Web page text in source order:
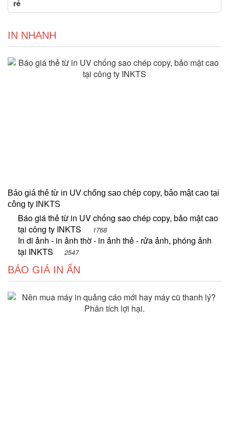
rẻ
IN NHANH
Báo giá thẻ từ in UV chống sao chép copy, bảo mật cao tại
công ty INKTS
Báo giá thẻ từ in UV chống sao chép copy, bảo mật cao
tại công ty INKTS
1768
In di ảnh - in ảnh thờ - in ảnh thẻ - rửa ảnh, phóng ảnh
tại INKTS
2547
BÁO GIÁ IN ẤN